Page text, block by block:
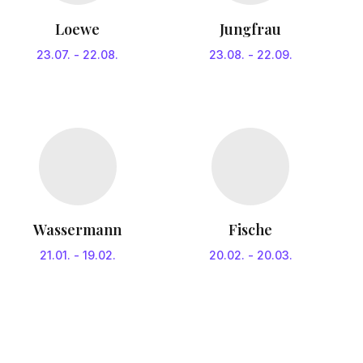
Loewe
23.07. - 22.08.
Jungfrau
23.08. - 22.09.
Wassermann
21.01. - 19.02.
Fische
20.02. - 20.03.